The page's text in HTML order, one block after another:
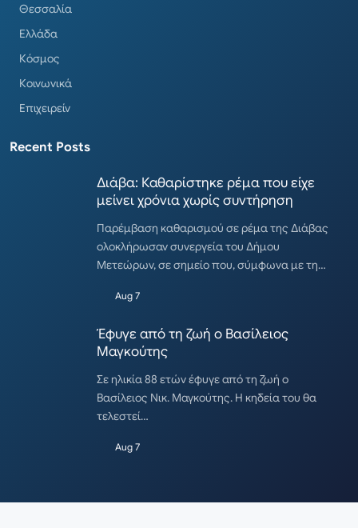
Θεσσαλία
Ελλάδα
Κόσμος
Κοινωνικά
Επιχειρείν
Recent Posts
Διάβα: Καθαρίστηκε ρέμα που είχε
μείνει χρόνια χωρίς συντήρηση
Παρέμβαση καθαρισμού σε ρέμα της Διάβας
ολοκλήρωσαν συνεργεία του Δήμου
Μετεώρων, σε σημείο που, σύμφωνα με τη…
Aug 7
Έφυγε από τη ζωή ο Βασίλειος
Μαγκούτης
Σε ηλικία 88 ετών έφυγε από τη ζωή ο
Βασίλειος Νικ. Μαγκούτης. Η κηδεία του θα
τελεστεί…
Aug 7